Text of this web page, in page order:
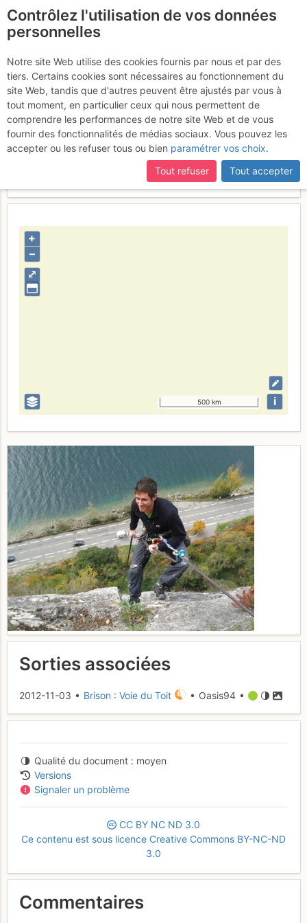
Descente
Activités
Contributeur
Oasis94
Type d'image (licence)
individuel (CC by-nc-nd)
1352055261_1639408173.jpg
⤢
+
–
500 km i
Sorties associées
2012-11-03 • Brison : Voie du Toit • Oasis94 •
Qualité du document
moyen
Versions
Signaler un problème
CC BY NC ND 3.0
Ce contenu est sous licence Creative Commons BY-NC-ND
3.0
Commentaires
Contrôlez l'utilisation de vos données
personnelles
Notre site Web utilise des cookies fournis par nous et par des
tiers. Certains cookies sont nécessaires au fonctionnement du
site Web, tandis que d'autres peuvent être ajustés par vous à
tout moment, en particulier ceux qui nous permettent de
comprendre les performances de notre site Web et de vous
fournir des fonctionnalités de médias sociaux. Vous pouvez les
accepter ou les refuser tous ou bien paramétrer vos choix.
Tout refuser
Tout accepter